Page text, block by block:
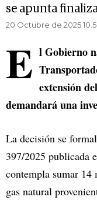
se apunta
20 Octubre de 2025
E l Gobierno
extensión
demandará una
La decisión se
397/2025 publicada
contempla sumar 14
gas natural